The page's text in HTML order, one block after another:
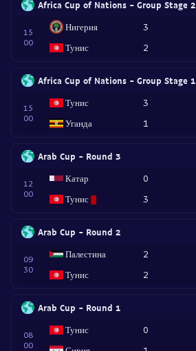
Africa Cup of Nations - Group Stage 2
15
00
Нигерия
Тунис
3
2
Africa Cup of Nations - Group Stage 1
15
00
Тунис
Уганда
3
1
Arab Cup - Round 3
12
00
Катар
Тунис
0
3
Arab Cup - Round 2
09
30
Палестина
Тунис
2
2
Arab Cup - Round 1
08
00
Тунис
0